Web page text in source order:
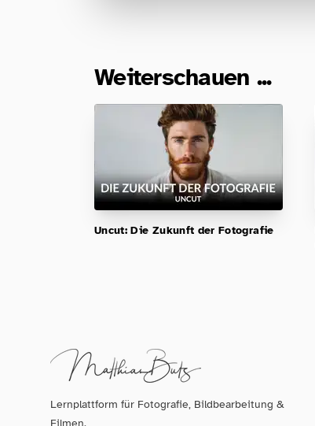
Weiterschauen ...
Uncut: Die Zukunft der Fotografie
Lernplattform für Fotografie, Bildbearbeitung &
Filmen.